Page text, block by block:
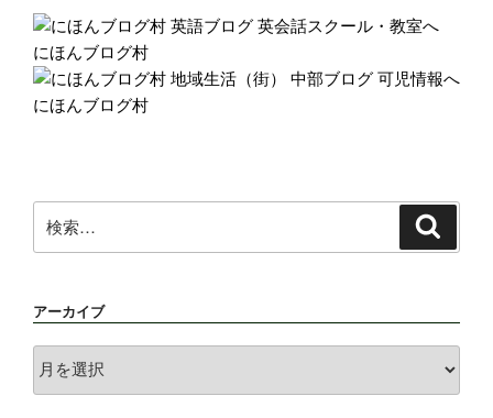
にほんブログ村
にほんブログ村
索:
アーカイブ
ー